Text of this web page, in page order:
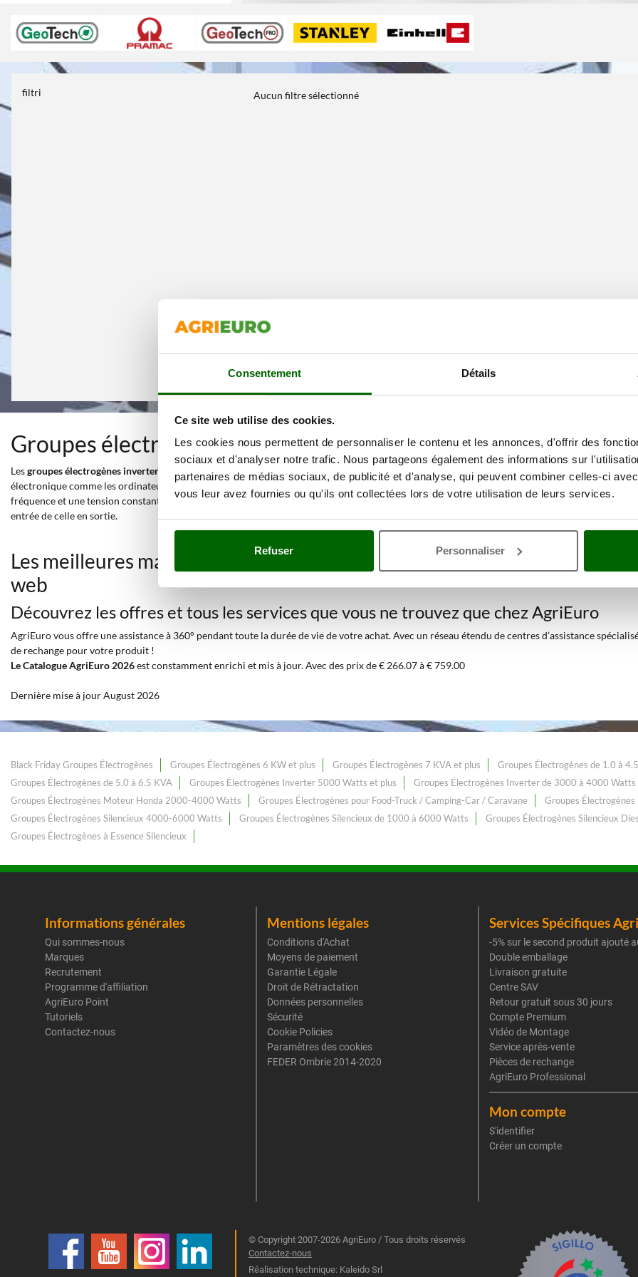
Consentement Détails
Ce site web utilise des cookies.
Les cookies nous permettent de personnaliser le contenu et les annonces, d'offrir des
sociaux et d'analyser notre trafic. Nous partageons également des informations sur
partenaires de médias sociaux, de publicité et d'analyse, qui peuvent combiner celles-ci
vous leur avez fournies ou qu'ils ont collectées lors de votre utilisation de leurs services.
Refuser Personnaliser
filtri Aucun filtre sélectionné
Groupes électrogènes inverter ouverts
Lesgroupes électrogènes inverter ouvert permettent d'émettre un courant électrique avec une onde sinusoïdale, parfaitement stabilisé. Cela
électronique comme les ordinateurs portables, les télévisions ou les amplificateurs audio, afin d'éviter les bruissements de fond du courant.
fréquence et une tension constante, indépendamment du changement de charge et de la vitesse du moteur. Cela est possible grâce à
entrée de celle en sortie.
Les meilleures marques dans une sélection de 8 Groupes électrogènes
web
Découvrez les offres et tous les services que vous ne trouvez que chez AgriEuro
AgriEuro vous offre une assistance à 360° pendant toute la durée de vie de votre achat. Avec un réseau étendu de centres d’assistance
de rechange pour votre produit !
Le Catalogue AgriEuro 2026est constamment enrichi et mis à jour. Avec des prix de € 266.07 à € 759.00
Dernière mise à jour August 2026
Black Friday Groupes Électrogènes Groupes Électrogènes 6 KW et plus Groupes Électrogènes 7 KVA et plus Groupes Électrogènes de 1.0 à
Groupes Électrogènes de 5.0 à 6.5 KVA
Groupes Électrogènes Inverter 5000 Watts et plus Groupes Électrogènes Inverter de 3000 à 4000 Watts
Groupes Électrogènes Moteur Honda 2000-4000 Watts
Groupes Électrogènes pour Food-Truck / Camping-Car / Caravane Groupes
Groupes Électrogènes Silencieux 4000-6000 Watts
Groupes Électrogènes Silencieux de 1000 à 6000 Watts Groupes Électrogènes Silencieux
Groupes Électrogènes à Essence Silencieux
Informations générales
Qui sommes-nous
Marques
Recrutement
Programme d'affiliation
AgriEuro Point
Tutoriels
Contactez-nous
Mentions légales
Conditions d'Achat
Moyens de paiement
Garantie Légale
Droit de Rétractation
Données personnelles
Sécurité
Cookie Policies
Paramètres des cookies
FEDER Ombrie 2014-2020
Services Spécifiques
-5% sur le second produit ajouté
Double emballage
Livraison gratuite
Centre SAV
Retour gratuit sous 30 jours
Compte Premium
Vidéo de Montage
Service après-vente
Pièces de rechange
AgriEuro Professional
Mon compte
S'identifier
Créer un compte
© Copyright 2007-2026 AgriEuro / Tous droits réservés
Contactez-nous
Réalisation technique: Kaleido Srl